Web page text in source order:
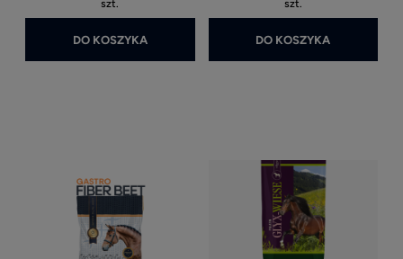
szt.
DO KOSZYKA
szt.
DO KOSZYKA